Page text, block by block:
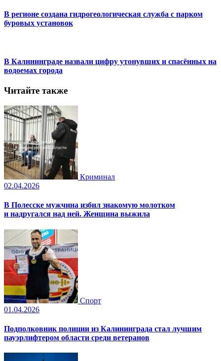
В регионе создана гидрогеологическая служба с парком
буровых установок
В Калининграде назвали цифру утонувших и спасённых на
водоемах города
Читайте также
Криминал
02.04.2026
В Полесске мужчина избил знакомую молотком
и надругался над ней. Женщина выжила
Спорт
01.04.2026
Подполковник полиции из Калининграда стал лучшим
пауэрлифтером области среди ветеранов